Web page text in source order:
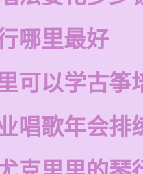
哪里最好
可以学古筝
唱歌年会排